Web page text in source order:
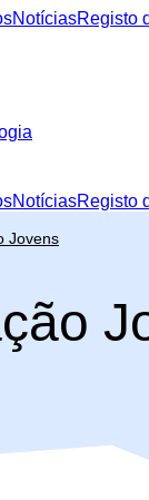
NotíciasRegisto
NotíciasRegisto
Jovens